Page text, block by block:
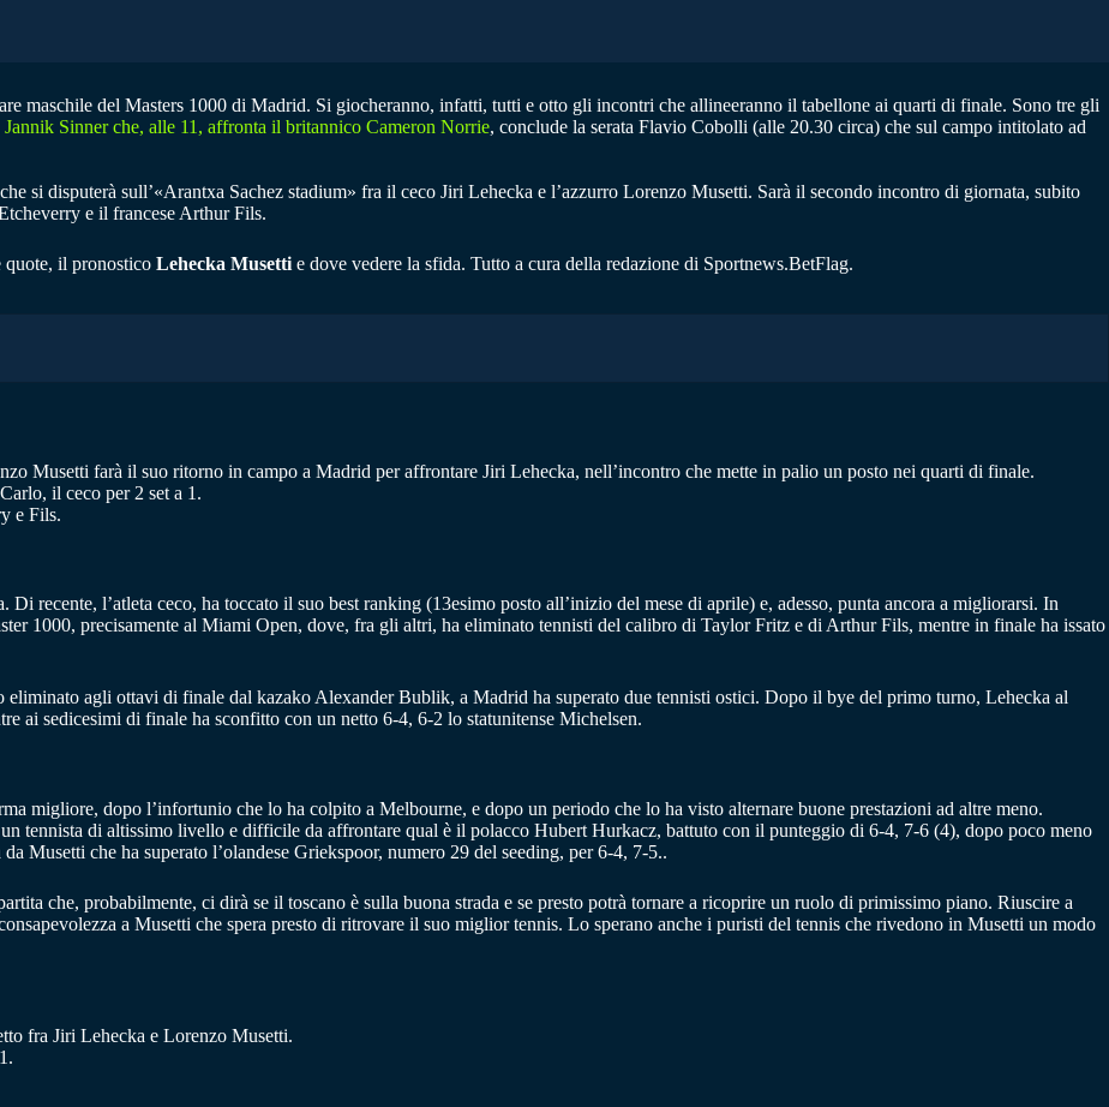
maschile del Masters 1000 di Madrid. Si giocheranno, infatti, tutti e otto gli incontri che allineeranno il tabellone ai quarti di finale. Sono tre gli
Jannik Sinner che, alle 11, affronta il britannico Cameron Norrie, conclude la serata Flavio Cobolli (alle 20.30 circa) che sul campo intitolato ad
si disputerà sull’«Arantxa Sachez stadium» fra il ceco Jiri Lehecka e l’azzurro Lorenzo Musetti. Sarà il secondo incontro di giornata, subito
e il francese Arthur Fils.
quote, il pronostico Lehecka Musetti e dove vedere la sfida. Tutto a cura della redazione di Sportnews.BetFlag.
Musetti farà il suo ritorno in campo a Madrid per affrontare Jiri Lehecka, nell’incontro che mette in palio un posto nei quarti di finale.
il ceco per 2 set a 1.
e Fils.
recente, l’atleta ceco, ha toccato il suo best ranking (13esimo posto all’inizio del mese di aprile) e, adesso, punta ancora a migliorarsi. In
1000, precisamente al Miami Open, dove, fra gli altri, ha eliminato tennisti del calibro di Taylor Fritz e di Arthur Fils, mentre in finale ha issato
eliminato agli ottavi di finale dal kazako Alexander Bublik, a Madrid ha superato due tennisti ostici. Dopo il bye del primo turno, Lehecka al
ai sedicesimi di finale ha sconfitto con un netto 6-4, 6-2 lo statunitense Michelsen.
migliore, dopo l’infortunio che lo ha colpito a Melbourne, e dopo un periodo che lo ha visto alternare buone prestazioni ad altre meno.
tennista di altissimo livello e difficile da affrontare qual è il polacco Hubert Hurkacz, battuto con il punteggio di 6-4, 7-6 (4), dopo poco meno
Musetti che ha superato l’olandese Griekspoor, numero 29 del seeding, per 6-4, 7-5..
che, probabilmente, ci dirà se il toscano è sulla buona strada e se presto potrà tornare a ricoprire un ruolo di primissimo piano. Riuscire a
a Musetti che spera presto di ritrovare il suo miglior tennis. Lo sperano anche i puristi del tennis che rivedono in Musetti un modo
fra Jiri Lehecka e Lorenzo Musetti.